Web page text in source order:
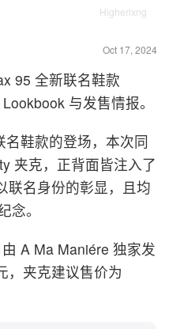
Higherlxng
Oct 17, 2024
95 全新联名鞋款
与发售情报。
鞋款的登场，本次同
夹克，正背面皆注入了
联名身份的彰显，且均
。
A Ma Maniére 独家发
，夹克建议售价为